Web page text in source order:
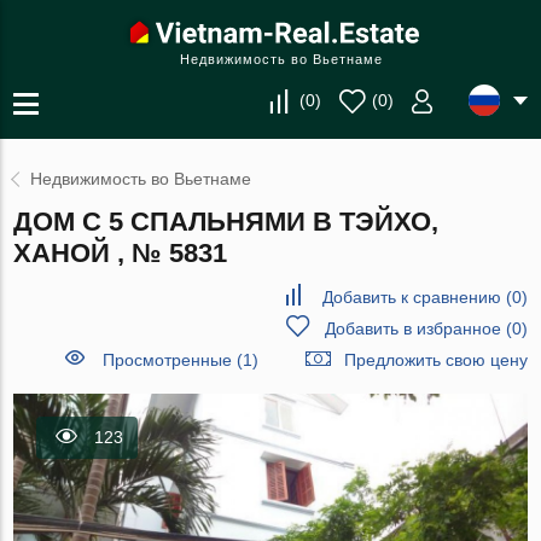
Недвижимость во Вьетнаме
(0) (0)
Недвижимость во Вьетнаме
ДОМ С 5 СПАЛЬНЯМИ В ТЭЙХО,
ХАНОЙ , № 5831
Добавить к сравнению (0)
Добавить в избранное(0)
Просмотренные (1)
Предложить свою цену
123